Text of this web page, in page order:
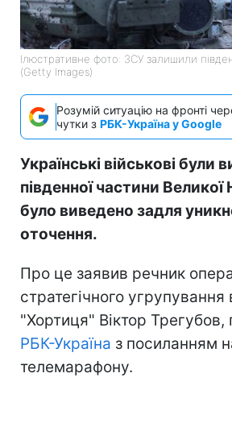
Ілюстративне фото: ЗСУ залишили
(Getty Images)
Розумій ситуацію на фронті
чутки з РБК-Україна у Google
Українські військові були
південної частини Великої
було виведено задля
оточення.
Про це заявив речник
стратегічного
"Хортиця" Віктор Трегубов,
РБК-Україна з посиланням
телемарафону.